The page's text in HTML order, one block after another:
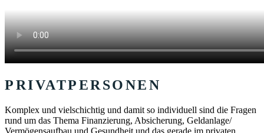
PRIVATPERSONEN
Komplex und vielschichtig und damit so individuell sind die Fragen
rund um das Thema Finanzierung, Absicherung, Geldanlage/
Vermögensaufbau und Gesundheit und das gerade im privaten